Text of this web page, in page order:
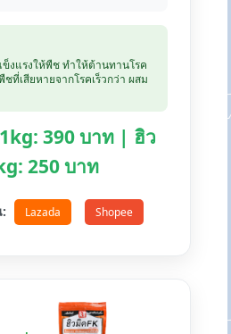
งแรงให้พืช ทำให้ต้านทานโรค
ที่เสียหายจากโรคเร็วกว่า ผสม
390 บาท | ฮิว
250 บาท
Lazada Shopee